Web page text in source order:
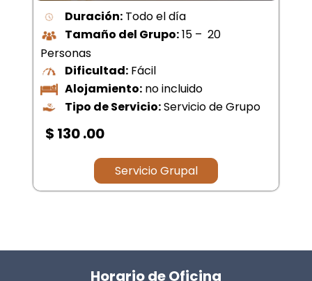
Duración:4 Dias
Tamaño del Grupo:
Personas
Dificultad:Moderado
Alojamiento:Lodge
Tipo de Servicio:
Servicio Grupal
Horario de Oficina